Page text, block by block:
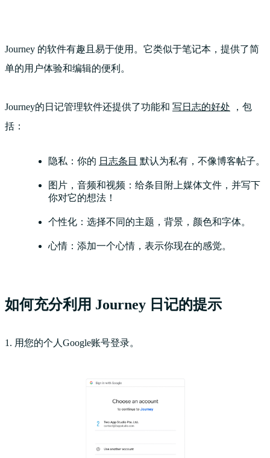
Journey 的软件有趣且易于使用。它类似于笔记本，提供了简
单的用户体验和编辑的便利。
Journey的日记管理软件还提供了功能和 写日志的好处 ，包
括：
隐私：你的 日志条目 默认为私有，不像博客帖子。
图片，音频和视频：给条目附上媒体文件，并写下
你对它的想法！
个性化：选择不同的主题，背景，颜色和字体。
心情：添加一个心情，表示你现在的感觉。
如何充分利用 Journey 日记的提示
1. 用您的个人Google账号登录。